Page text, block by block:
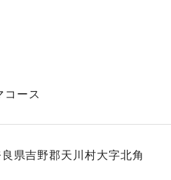
コース
県吉野郡天川村大字北角